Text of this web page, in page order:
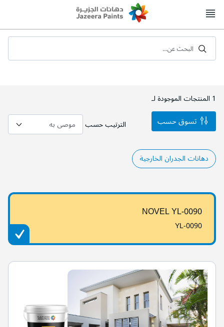
to
البحث عن...
1 المنتجات الموجودة لـ
الترتيب حسب
دهانات الجدران الخارجية
NOVEL YL-0090
YL-0090
تسوق حسب